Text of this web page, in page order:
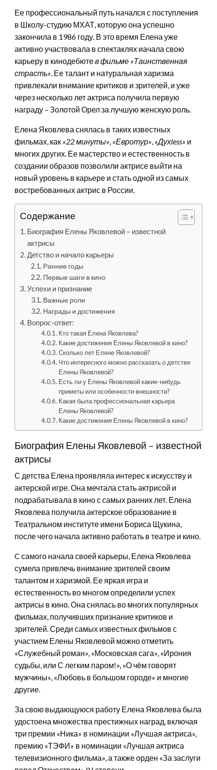
Ее профессиональный путь начался с поступления
в Школу-студию МХАТ, которую она успешно
закончила в 1986 году. В это время Елена уже
активно участвовала в спектаклях иачала свою
карьеру в кинодебютев фильме «Таинственная
страсть». Ее талант и натуральная харизма
привлекали внимание критиков и зрителей, и уже
через несколько лет актриса получила первую
награду – Золотой Орел за лучшую женскую роль.
Елена Яковлева снялась в таких известных
фильмах, как «22 минуты», «Евротур», «Духless» и
многих других. Ее мастерство и естественность в
создании образов позволили актрисе выйти на
новый уровень в карьере и стать одной из самых
востребованных актрис в России.
Содержание
Биография Елены Яковлевой – известной
актрисы
Детство и начало карьеры
Ранние годы
Первые шаги в кино
Успехи и признание
Важные роли
Награды и достижения
Вопрос-ответ:
Кто такая Елена Яковлева?
Какие достижения Елены Яковлевой в кино?
Сколько лет Елене Яковлевой?
Что интересного можно рассказать о детстве
Елены Яковлевой?
Есть ли у Елены Яковлевой какие-нибудь
приметы или особенности внешности?
Какая была профессиональная карьера
Елены Яковлевой?
Какие достижения Елены Яковлевой в кино?
Биография Елены Яковлевой – известной
актрисы
С детства Елена проявляла интерес к искусству и
актерской игре. Она мечтала стать актрисой и
подрабатывала в кино с самых ранних лет. Елена
Яковлева получила актерское образование в
Театральном институте имени Бориса Щукина,
после чего начала активно работать в театре и кино.
C самого начала своей карьеры, Елена Яковлева
сумела привлечь внимание зрителей своим
талантом и харизмой. Ее яркая игра и
естественность во многом определили успех
актрисы в кино. Она снялась во многих популярных
фильмах, получивших признание критиков и
зрителей. Среди самых известных фильмов с
участием Елены Яковлевой можно отметить
«Служебный роман», «Московская сага», «Ирония
судьбы, или С легким паром!», «О чём говорят
мужчины», «Любовь в большом городе» и многие
другие.
За свою выдающуюся работу Елена Яковлева была
удостоена множества престижных наград, включая
три премии «Ника» в номинации «Лучшая актриса»,
премию «ТЭФИ» в номинации «Лучшая актриса
телевизионного фильма», а также орден «За заслуги